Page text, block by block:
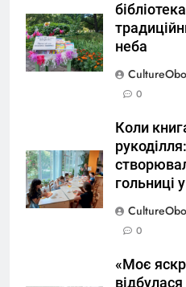
неба
0
Коли
гольниці
0
«Моє